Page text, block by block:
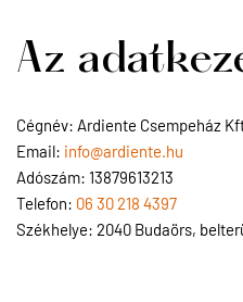
Az
Cégnév: Ardiente Csempeház
Email: info@ardiente.hu
Adószám: 13879613213
Telefon: 06 30 218 4397
Székhelye: 2040 Budaörs,